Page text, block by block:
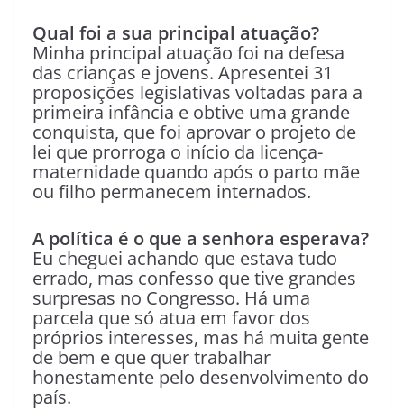
Qual foi a sua principal atuação?
Minha principal atuação foi na defesa
das crianças e jovens. Apresentei 31
proposições legislativas voltadas para a
primeira infância e obtive uma grande
conquista, que foi aprovar o projeto de
lei que prorroga o início da licença-
maternidade quando após o parto mãe
ou filho permanecem internados.
A política é o que a senhora esperava?
Eu cheguei achando que estava tudo
errado, mas confesso que tive grandes
surpresas no Congresso. Há uma
parcela que só atua em favor dos
próprios interesses, mas há muita gente
de bem e que quer trabalhar
honestamente pelo desenvolvimento do
país.